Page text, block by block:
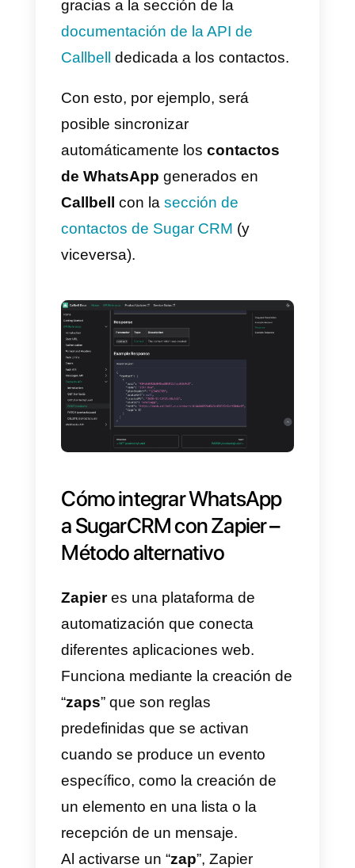
Para comenzar a utilizar e
primero deberás:
1) Crear una cuenta en
integrar a WhatsApp
2) Crear una cuenta en
SugarCRM
Una vez hecho esto, podrás
utilizar ladocumentación de la
API de Callbell
cuenta de WhatsApp
EmpresarialconSugar CRM
Uno de los usos más populares
de esta integración de
sincronización de los contactos.
Estas funciones son posibles
gracias a la sección de la
documentación de la API de
Callbelldedicada a los contactos.
Con esto, por ejemplo, será
posible sincronizar
automáticamente los